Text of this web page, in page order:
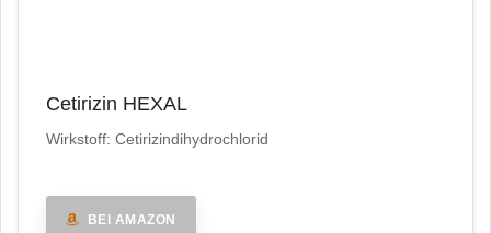
Cetirizin HEXAL
Wirkstoff: Cetirizindihydrochlorid
BEI AMAZON